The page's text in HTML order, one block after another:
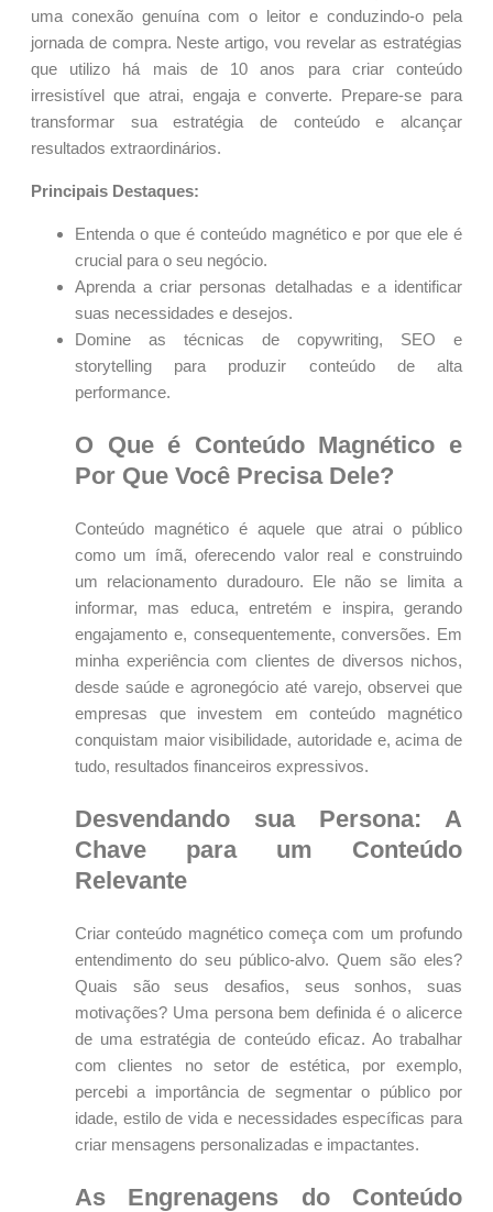
uma conexão genuína com o leitor e conduzindo-o pela
jornada de compra. Neste artigo, vou revelar as estratégias
que utilizo há mais de 10 anos para criar conteúdo
irresistível que atrai, engaja e converte. Prepare-se para
transformar sua estratégia de conteúdo e alcançar
resultados extraordinários.
Principais Destaques:
Entenda o que é conteúdo magnético e por que ele é
crucial para o seu negócio.
Aprenda a criar personas detalhadas e a identificar
suas necessidades e desejos.
Domine as técnicas de copywriting, SEO e
storytelling para produzir conteúdo de alta
performance.
O Que é Conteúdo Magnético e
Por Que Você Precisa Dele?
Conteúdo magnético é aquele que atrai o público
como um ímã, oferecendo valor real e construindo
um relacionamento duradouro. Ele não se limita a
informar, mas educa, entretém e inspira, gerando
engajamento e, consequentemente, conversões. Em
minha experiência com clientes de diversos nichos,
desde saúde e agronegócio até varejo, observei que
empresas que investem em conteúdo magnético
conquistam maior visibilidade, autoridade e, acima de
tudo, resultados financeiros expressivos.
Desvendando sua Persona: A
Chave para um Conteúdo
Relevante
Criar conteúdo magnético começa com um profundo
entendimento do seu público-alvo. Quem são eles?
Quais são seus desafios, seus sonhos, suas
motivações? Uma persona bem definida é o alicerce
de uma estratégia de conteúdo eficaz. Ao trabalhar
com clientes no setor de estética, por exemplo,
percebi a importância de segmentar o público por
idade, estilo de vida e necessidades específicas para
criar mensagens personalizadas e impactantes.
As Engrenagens do Conteúdo